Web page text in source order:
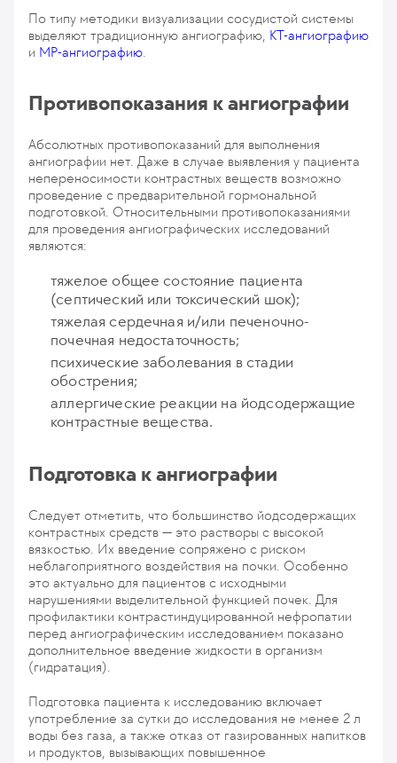
По типу методики визуализации сосудистой системы
выделяют традиционную ангиографию, КТ-ангиографию
и МР-ангиографию.
Противопоказания к ангиографии
Абсолютных противопоказаний для выполнения
ангиографии нет. Даже в случае выявления у пациента
непереносимости контрастных веществ возможно
проведение с предварительной гормональной
подготовкой. Относительными противопоказаниями
для проведения ангиографических исследований
являются:
тяжелое общее состояние пациента
(септический или токсический шок);
тяжелая сердечная и/или печеночно-
почечная недостаточность;
психические заболевания в стадии
обострения;
аллергические реакции на йодсодержащие
контрастные вещества.
Подготовка к ангиографии
Следует отметить, что большинство йодсодержащих
контрастных средств — это растворы с высокой
вязкостью. Их введение сопряжено с риском
неблагоприятного воздействия на почки. Особенно
это актуально для пациентов с исходными
нарушениями выделительной функцией почек. Для
профилактики контрастиндуцированной нефропатии
перед ангиографическим исследованием показано
дополнительное введение жидкости в организм
(гидратация).
Подготовка пациента к исследованию включает
употребление за сутки до исследования не менее 2 л
воды без газа, а также отказ от газированных напитков
и продуктов, вызывающих повышенное